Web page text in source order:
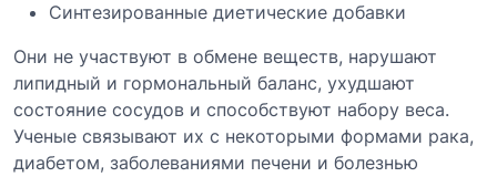
Синтезированные диетические добавки
Они не участвуют в обмене веществ, нарушают
липидный и гормональный баланс, ухудшают
состояние сосудов и способствуют набору веса.
Ученые связывают их с некоторыми формами рака,
диабетом, заболеваниями печени и болезнью